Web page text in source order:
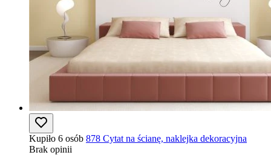
Kupiło 6 osób 878 Cytat na ścianę, naklejka dekoracyjna
Brak opinii